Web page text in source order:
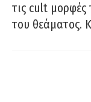
τις cult μορφές
του θεάματος.